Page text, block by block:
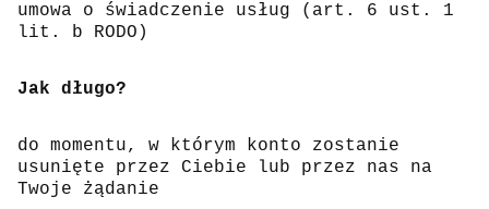
umowa o świadczenie usług (art. 6 ust. 1
lit. b RODO)
Jak długo?
do momentu, w którym konto zostanie
usunięte przez Ciebie lub przez nas na
Twoje żądanie